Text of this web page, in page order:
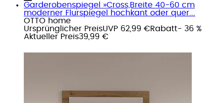
Garderobenspiegel »Cross,Breite 40-60 cm
moderner Flurspiegel hochkant oder quer...
OTTO home
Ursprünglicher PreisUVP 62,99 €Rabatt- 36 %
Aktueller Preis39,99 €